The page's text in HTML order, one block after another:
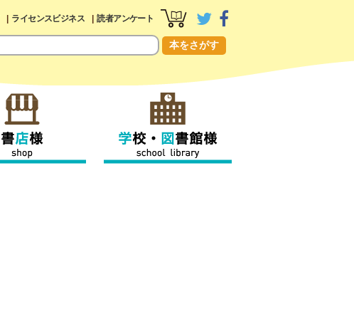
ライセンスビジネス 読者アンケート
本をさがす